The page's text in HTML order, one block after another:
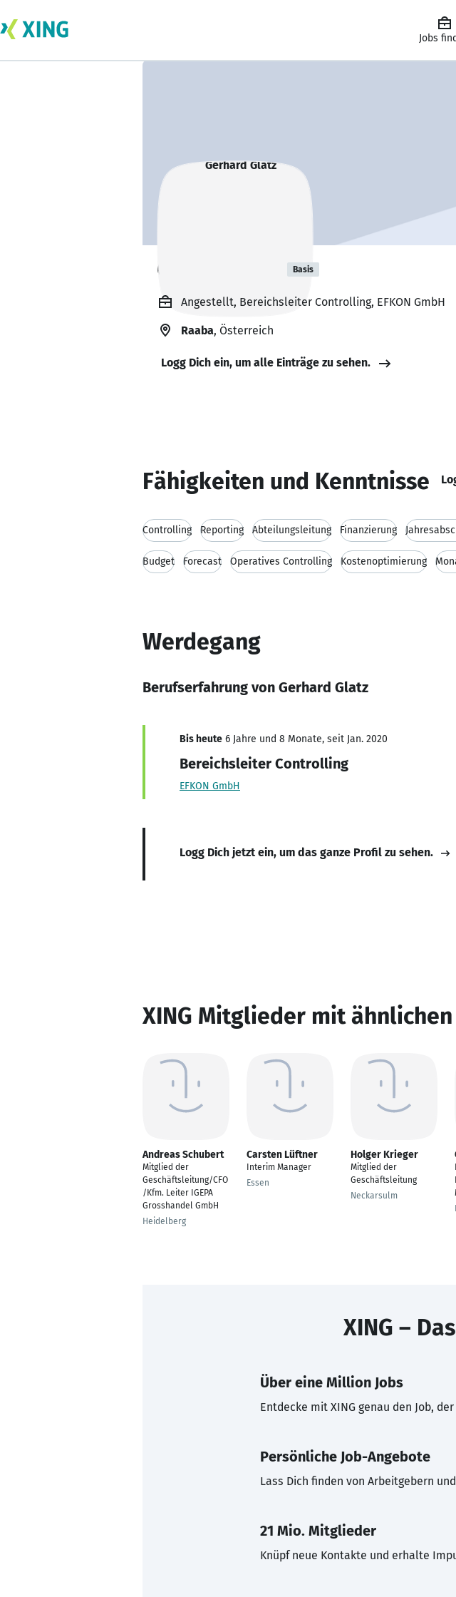
Jobs
Gerhard Glatz Basis
Angestellt, Bereichsleiter Controlling, EFKON GmbH
Raaba, Österreich
Logg Dich ein, um alle Einträge zu sehen.
Fähigkeiten und Kenntnisse
Controlling Reporting Abteilungsleitung Finanzierung
Budget Forecast Operatives Controlling Kostenoptimierung
Werdegang
Berufserfahrung von Gerhard Glatz
Bis heute 6 Jahre und 8 Monate, seit Jan. 2020
Bereichsleiter Controlling
EFKON GmbH
Logg Dich jetzt ein, um das ganze Profil zu sehen.
XING Mitglieder mit
Andreas Schubert
Mitglied der
Geschäftsleitung/CFO
/Kfm. Leiter IGEPA
Grosshandel GmbH
Heidelberg
Carsten Lüftner
Interim Manager
Essen
Holger Krieger
Mitglied der
Geschäftsleitung
Neckarsulm
XING –
Über eine Million Jobs
Entdecke mit XING genau den Job,
Persönliche Job-Angebote
Lass Dich finden von Arbeitgebern
21 Mio. Mitglieder
Knüpf neue Kontakte und erhalte